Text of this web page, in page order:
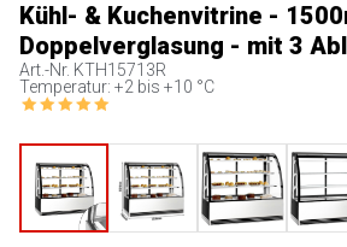
Kühl- & Kuchenvitrine -
Doppelverglasung - mit 3
Art.-Nr. KTH15713R
Temperatur: +2 bis +10 °C